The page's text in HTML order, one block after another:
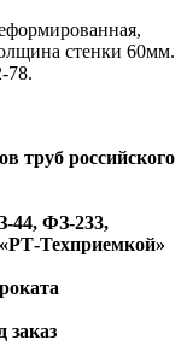
стенки 60мм.
78.
труб российского
44, ФЗ-233,
Техприемкой»
заказ